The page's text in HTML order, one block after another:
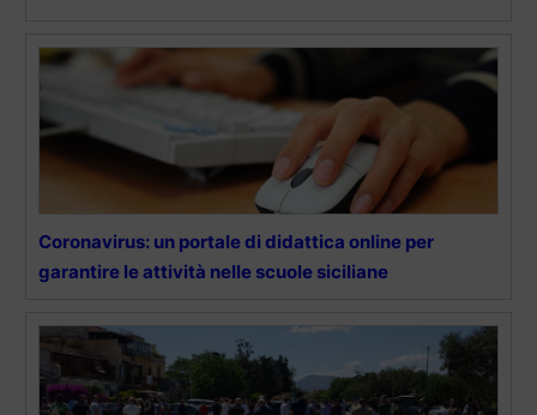
Coronavirus: un portale di didattica online per
garantire le attività nelle scuole siciliane